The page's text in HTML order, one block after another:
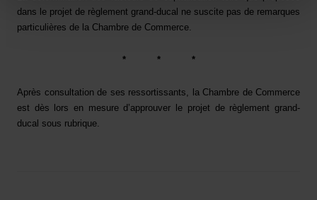
protection des données personnelles.
dans le projet de règlement grand-ducal ne suscite pas de remarques
particulières de la Chambre de Commerce.
* * *
Après consultation de ses ressortissants, la Chambre de Commerce
est dès lors en mesure d’approuver le projet de règlement grand-
ducal sous rubrique.